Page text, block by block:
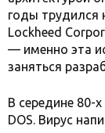
годы трудился
Lockheed
— именно эта
заняться
В середине 80-
DOS. Вирус